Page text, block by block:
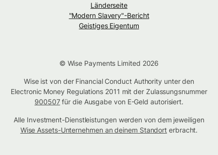
Länderseite
"Modern Slavery"-Bericht
Geistiges Eigentum
© Wise Payments Limited 2026
Wise ist von der Financial Conduct Authority unter den
Electronic Money Regulations 2011 mit der Zulassungsnummer
900507für die Ausgabe von E-Geld autorisiert.
Alle Investment-Dienstleistungen werden von dem jeweiligen
Wise Assets-Unternehmen an deinem Standort erbracht.